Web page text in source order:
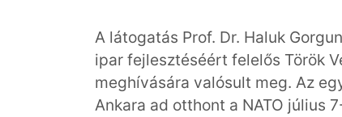
A látogatás Prof. Dr. Haluk
ipar fejlesztéséért felelős Török
meghívására valósult meg. Az
Ankara ad otthont a NATO július